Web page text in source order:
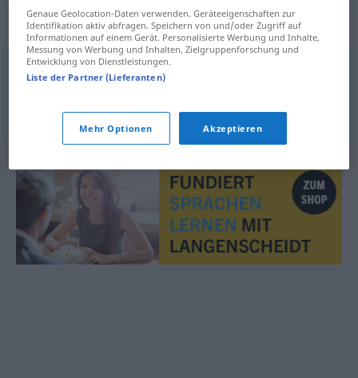
Synonyme für "spitzbübisch"
schalkhaft,verschmitzt,schelmisch
© OpenThesaurus.de
Genaue Geolocation-Daten verwenden. Geräteeigenschaften zur
Identifikation aktiv abfragen. Speichern von und/oder Zugriff auf
Informationen auf einem Gerät. Personalisierte Werbung und Inhalte,
Messung von Werbung und Inhalten, Zielgruppenforschung und
Entwicklung von Dienstleistungen.
Liste der Partner (Lieferanten)
Mehr Optionen Akzeptieren